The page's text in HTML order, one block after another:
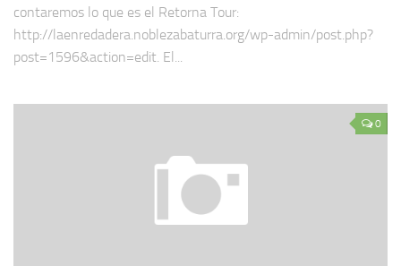
contaremos lo que es el Retorna Tour:
http://laenredadera.noblezabaturra.org/wp-admin/post.php?
post=1596&action=edit. El...
0